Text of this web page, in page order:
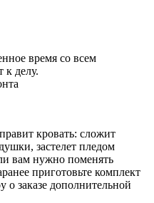
время со всем
к делу.
кровать: сложит
застелет пледом
вам нужно поменять
приготовьте комплект
о заказе дополнительной